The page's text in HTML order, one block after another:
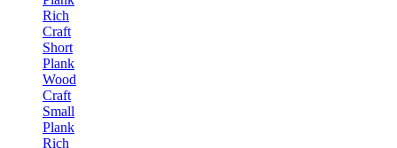
Rich
Craft
Short
Plank
Wood
Craft
Small
Plank
Rich